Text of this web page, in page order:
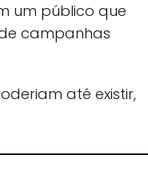
um público que
campanhas
até existir,